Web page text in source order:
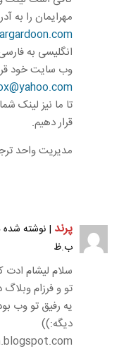
مهرایمان را به
انگلیسی به
وب سایت خود
تا ما نیز لینک
قرار دهیم.
مدیریت واحد
پرند
ب.ظ
سلام لیشام ادت
تو و فرزام
یه رفیق تو وب
دیگه:))